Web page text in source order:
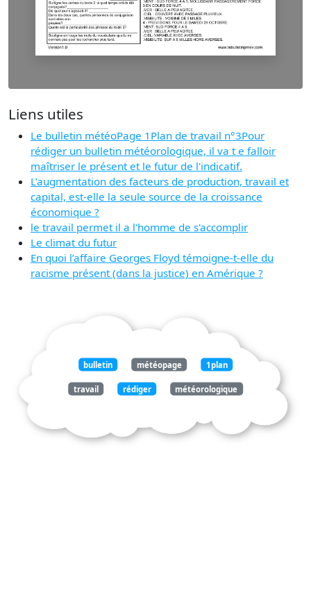
Liens utiles
Le bulletin météoPage 1Plan de travail n°3Pour
rédiger un bulletin météorologique, il va t e falloir
maîtriser le présent et le futur de l'indicatif.
L’augmentation des facteurs de production, travail et
capital, est-elle la seule source de la croissance
économique ?
le travail permet il a l'homme de s'accomplir
Le climat du futur
En quoi l’affaire Georges Floyd témoigne-t-elle du
racisme présent (dans la justice) en Amérique ?
bulletin météopage 1plan
travail rédiger météorologique
futur indicatif